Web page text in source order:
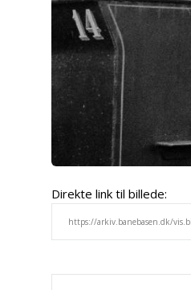
Direkte link til billede: